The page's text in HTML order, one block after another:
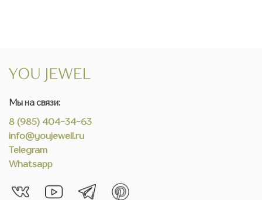
Мы на связи:
8 (985) 404-34-63
info@youjewell.ru
Telegram
Whatsapp